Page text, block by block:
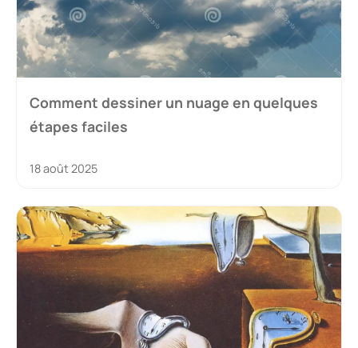
Comment dessiner un nuage en quelques
étapes faciles
18 août 2025